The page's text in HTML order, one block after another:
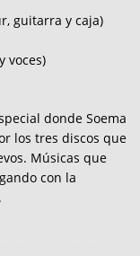
guitarra y caja)
voces)
donde Soema
los tres discos que
Músicas que
con la